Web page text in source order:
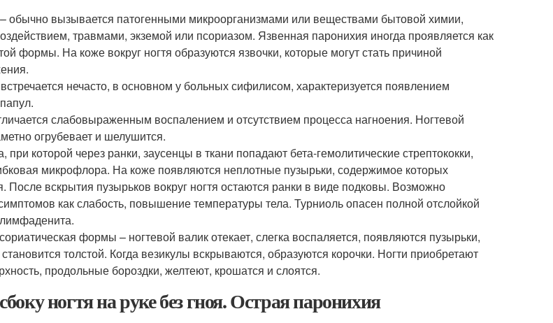
обычно вызывается патогенными микроорганизмами или веществами бытовой химии,
травмами, экземой или псориазом. Язвенная паронихия иногда проявляется как
формы. На коже вокруг ногтя образуются язвочки, которые могут стать причиной
нечасто, в основном у больных сифилисом, характеризуется появлением
слабовыраженным воспалением и отсутствием процесса нагноения. Ногтевой
огрубевает и шелушится.
которой через ранки, заусенцы в ткани попадают бета-гемолитические стрептококки,
микрофлора. На коже появляются неплотные пузырьки, содержимое которых
После вскрытия пузырьков вокруг ногтя остаются ранки в виде подковы. Возможно
как слабость, повышение температуры тела. Турниоль опасен полной отслойкой
формы – ногтевой валик отекает, слегка воспаляется, появляются пузырьки,
толстой. Когда везикулы вскрываются, образуются корочки. Ногти приобретают
продольные бороздки, желтеют, крошатся и слоятся.
ногтя на руке без гноя. Острая паронихия